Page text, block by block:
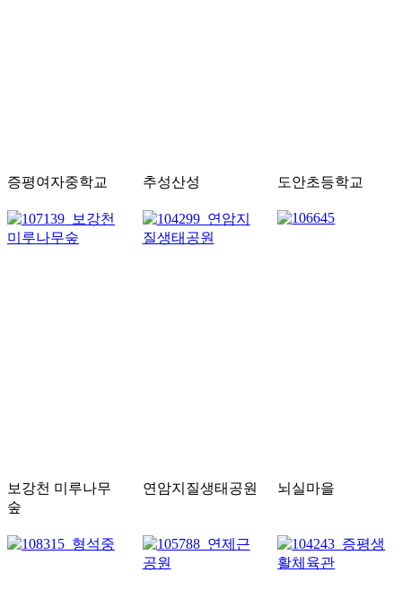
증평여자중학교 추성산성 도안초등학교
보강천 미루나무
숲
연암지질생태공원 뇌실마을